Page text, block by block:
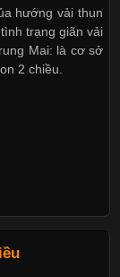
Chuộng Trong
các loại vải có
hướng vải thun
trạng giãn vải
Mai: là cơ sở
2 chiều.